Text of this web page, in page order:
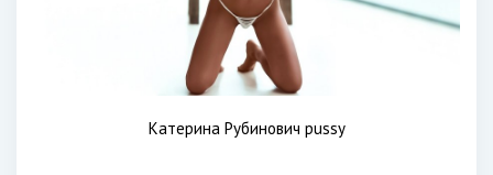
Катерина Рубинович pussy